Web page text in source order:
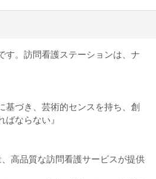
す。訪問看護ステーションは、ナ
基づき、芸術的センスを持ち、創
ならない』
高品質な訪問看護サービスが提供